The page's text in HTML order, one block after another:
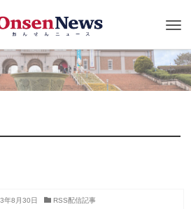
年8月30日 RSS配信記事